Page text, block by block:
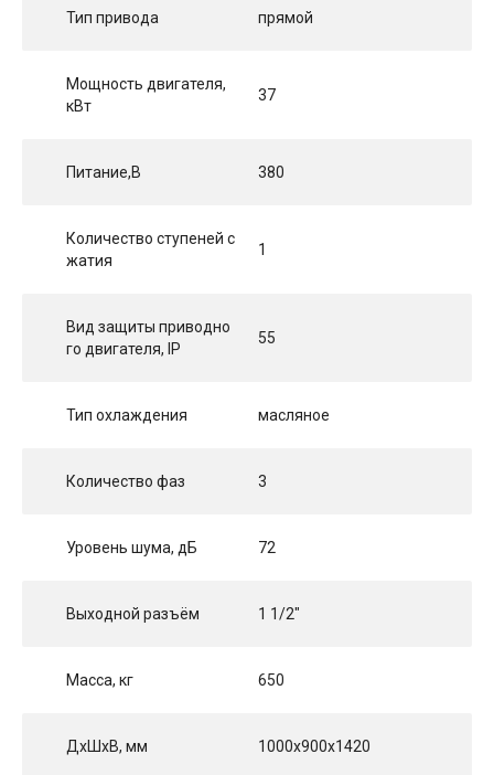
Тип привода прямой
Мощность двигателя,
кВт
37
Питание,В 380
Количество ступеней с
жатия
1
Вид защиты приводно
го двигателя, IP
55
Тип охлаждения масляное
Количество фаз 3
Уровень шума, дБ 72
Выходной разъём 1 1/2"
Масса, кг 650
ДхШхВ, мм 1000x900x1420